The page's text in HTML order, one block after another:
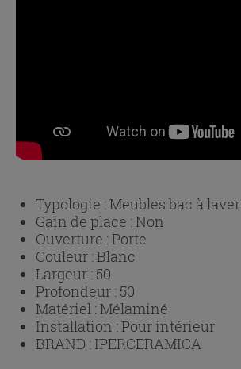
Typologie :Meubles bac à laver
Gain de place :Non
Ouverture :Porte
Couleur :Blanc
Largeur : 50
Profondeur : 50
Matériel :Mélaminé
Installation :Pour intérieur
BRAND : IPERCERAMICA